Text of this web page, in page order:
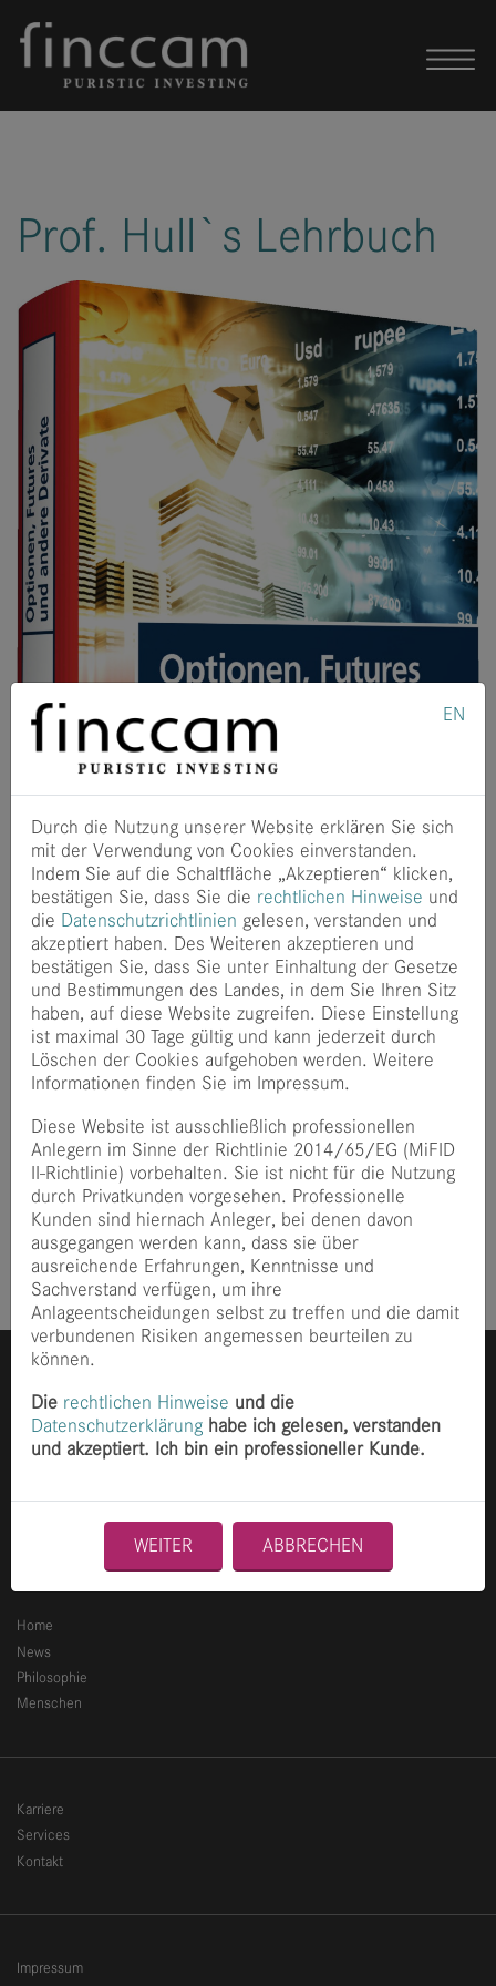
EN
Durch die Nutzung unserer Website erklären Sie sich
mit der Verwendung von Cookies einverstanden.
Indem Sie auf die Schaltfläche „Akzeptieren“ klicken,
bestätigen Sie, dass Sie die rechtlichen Hinweise und
die Datenschutzrichtlinien gelesen, verstanden und
akzeptiert haben. Des Weiteren akzeptieren und
bestätigen Sie, dass Sie unter Einhaltung der Gesetze
und Bestimmungen des Landes, in dem Sie Ihren Sitz
haben, auf diese Website zugreifen. Diese Einstellung
ist maximal 30 Tage gültig und kann jederzeit durch
Löschen der Cookies aufgehoben werden. Weitere
Informationen finden Sie im Impressum.
Diese Website ist ausschließlich professionellen
Anlegern im Sinne der Richtlinie 2014/65/EG (MiFID
II-Richtlinie) vorbehalten. Sie ist nicht für die Nutzung
durch Privatkunden vorgesehen. Professionelle
Kunden sind hiernach Anleger, bei denen davon
ausgegangen werden kann, dass sie über
ausreichende Erfahrungen, Kenntnisse und
Sachverstand verfügen, um ihre
Anlageentscheidungen selbst zu treffen und die damit
verbundenen Risiken angemessen beurteilen zu
können.
Die rechtlichen Hinweise und die
Datenschutzerklärung habe ich gelesen, verstanden
und akzeptiert. Ich bin ein professioneller Kunde.
WEITER ABBRECHEN
Prof. Hull`s Lehrbuch
Die 11. Ausgabe des Lehrbuchs vonJohn C. Hull
Optionen, Futures und andere Derivate" ist nun samt
zugehörigemÜbungsbuchverfügbar. Das Standardwerk
von Prof. Hull wurde für die deutsche Ausgabe von Dr.
Marc Wagner und finccam`s Dr. Wolfgang Mader betreut.
Nun ist dieses umfassende Buch mit einer Vielzahl an
neuen Themen wieder in der aktuellsten Auflage für
Studierende und Praktiker verfügbar.
Veröffentlichtvor 3 Jahre
80339 München
+49 89 2153 8490
Home
News
Philosophie
Menschen
Karriere
Services
Kontakt
Impressum